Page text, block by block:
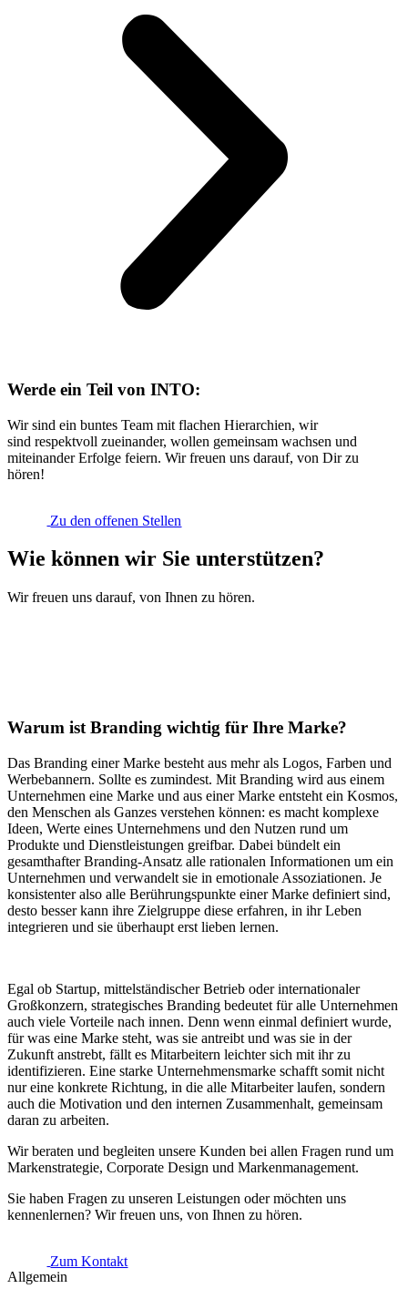
Werde ein Teil von INTO:
Wir sind ein buntes Team mit flachen Hierarchien, wir
sind respektvoll zueinander, wollen gemeinsam wachsen und
miteinanderErfolge feiern. Wirfreuen uns darauf, von Dir zu
hören!
Zu den offenen Stellen
Wie können wir Sie unterstützen?
Wir freuen uns darauf, von Ihnen zu hören.
Warum ist Branding wichtig für Ihre Marke?
Das Branding einer Marke besteht aus mehr als Logos, Farben und
Werbebannern. Sollte es zumindest. Mit Branding wird aus einem
Unternehmen eine Marke und aus einer Marke entsteht ein Kosmos,
den Menschen als Ganzes verstehen können: es macht komplexe
Ideen, Werte eines Unternehmens und den Nutzen rund um
Produkte und Dienstleistungen greifbar. Dabei bündelt ein
gesamthafter Branding-Ansatz alle rationalen Informationen um ein
Unternehmen und verwandelt sie in emotionale Assoziationen. Je
konsistenter also alle Berührungspunkte einer Marke definiert sind,
desto besser kann ihre Zielgruppe diese erfahren, in ihr Leben
integrieren und sie überhaupt erst lieben lernen.
Egal ob Startup, mittelständischer Betrieb oder internationaler
Großkonzern, strategisches Branding bedeutet für alle Unternehmen
auch viele Vorteile nach innen. Denn wenn einmal definiert wurde,
für was eine Marke steht, was sie antreibt und was sie in der
Zukunft anstrebt, fällt es Mitarbeitern leichter sich mit ihr zu
identifizieren. Eine starke Unternehmensmarke schafft somit nicht
nur eine konkrete Richtung, in die alle Mitarbeiter laufen, sondern
auch die Motivation und den internen Zusammenhalt, gemeinsam
daran zu arbeiten.
Wir beraten und begleiten unsere Kunden bei allen Fragen rund um
Markenstrategie, Corporate Design und Markenmanagement.
Sie haben Fragen zu unseren Leistungen oder möchten uns
kennenlernen? Wir freuen uns, von Ihnen zu hören.
Zum Kontakt
Allgemein